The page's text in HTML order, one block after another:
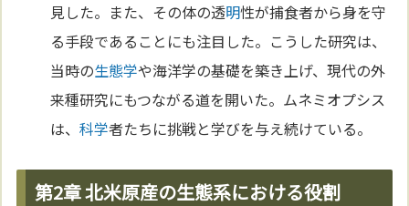
見した。また、その体の透明性が捕食者から身を守
る手段であることにも注目した。こうした研究は、
当時の生態学や海洋学の基礎を築き上げ、現代の外
来種研究にもつながる道を開いた。ムネミオプシス
は、科学者たちに挑戦と学びを与え続けている。
第2章 北米原産の生態系における役割